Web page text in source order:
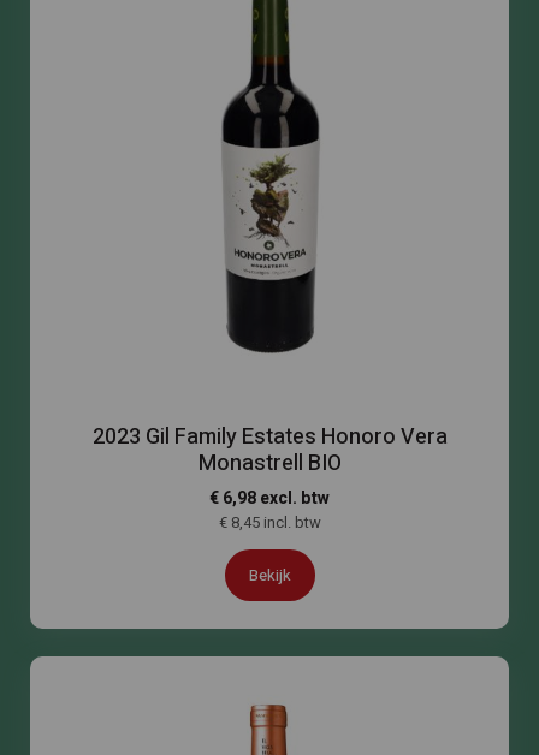
2023 Gil Family Estates Honoro Vera
Monastrell BIO
€ 6,98 excl. btw
€ 8,45 incl. btw
Bekijk